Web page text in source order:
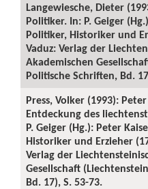
Langewiesche, Dieter
Politiker. In: P. Geiger
Politiker, Historiker und
Vaduz: Verlag der
Akademischen
Politische Schriften, Bd.
Press, Volker (1993):
Entdeckung des
P. Geiger (Hg.): Peter
Historiker und Erzieher
Verlag der
Gesellschaft
Bd. 17), S. 53-73.